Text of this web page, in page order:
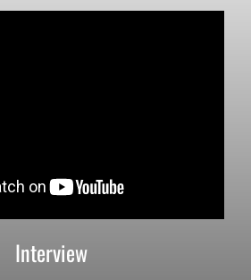
Interview